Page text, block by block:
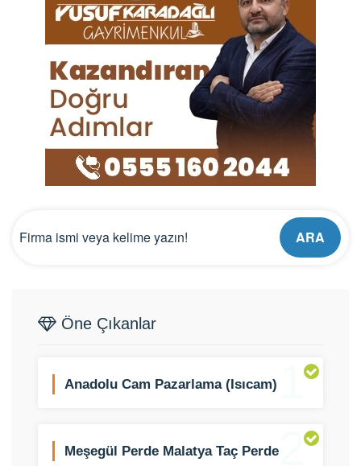
ARA
Öne Çıkanlar
1
Anadolu Cam Pazarlama (Isıcam)
2
Meşegül Perde Malatya Taç Perde